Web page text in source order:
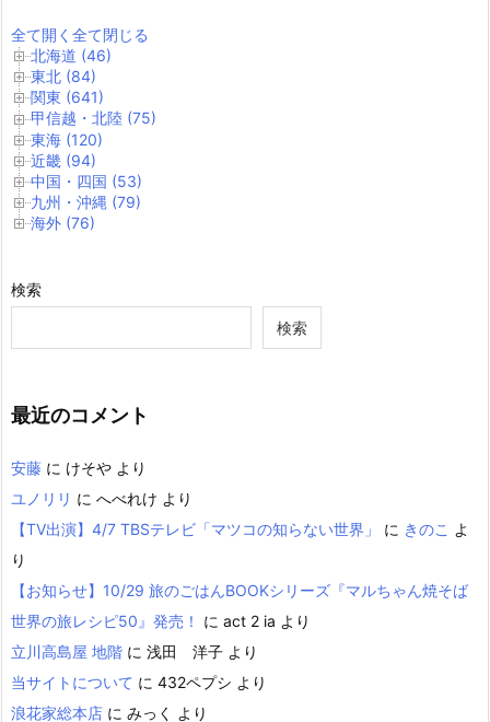
全て開く 全て閉じる
北海道 (46)
東北 (84)
関東 (641)
甲信越・北陸 (75)
東海 (120)
近畿 (94)
中国・四国 (53)
九州・沖縄 (79)
海外 (76)
検索
検索
最近のコメント
安藤 に けそや より
ユノリリ に へべれけ より
【TV出演】4/7 TBSテレビ「マツコの知らない世界」
に きのこ よ
り
【お知らせ】10/29 旅のごはんBOOKシリーズ『マルちゃん焼そば
世界の旅レシピ50』発売！
に act 2 ia より
立川高島屋 地階 に 浅田 洋子 より
当サイトについて に 432ペプシ より
浪花家総本店 に みっく より